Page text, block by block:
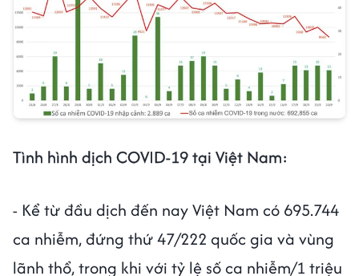
Tình hình dịch COVID-19 tại Việt Nam:
- Kể từ đầu dịch đến nay Việt Nam có 695.744
ca nhiễm, đứng thứ 47/222 quốc gia và vùng
lãnh thổ, trong khi với tỷ lệ số ca nhiễm/1 triệu